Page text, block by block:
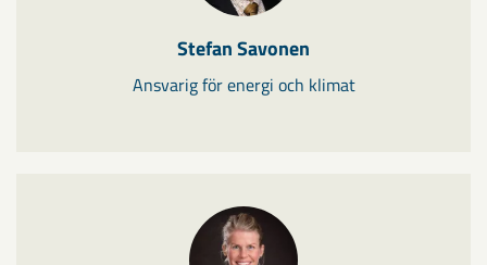
Stefan Savonen
Ansvarig för energi och klimat